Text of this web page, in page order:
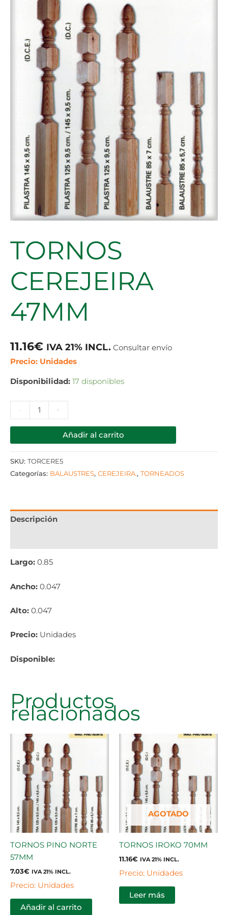
TORNOS
CEREJEIRA
47MM
11.16€ IVA 21% INCL. Consultar envío
Precio: Unidades
Disponibilidad: 17 disponibles
+
Añadir al carrito
SKU: TORCERE5
Categorías: BALAUSTRES, CEREJEIRA., TORNEADOS
Descripción
Largo: 0.85
Ancho: 0.047
Alto: 0.047
Precio: Unidades
Disponible:
Productos
relacionados
TORNOS PINO NORTE
57MM
7.03€ IVA 21% INCL.
Precio: Unidades
Añadir al carrito
AGOTADO
TORNOS IROKO 70MM
11.16€ IVA 21% INCL.
Precio: Unidades
Leer más